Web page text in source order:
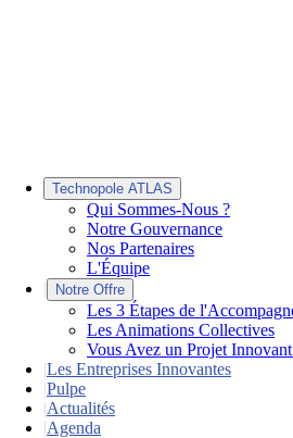
Technopole ATLAS
Qui Sommes-Nous ?
Notre Gouvernance
Nos Partenaires
L'Équipe
|
Notre Offre
Les 3 Étapes de
Les Animations Collectives
Vous Avez un Projet
|Les Entreprises Innovantes
|Pulpe
|Actualités
|Agenda